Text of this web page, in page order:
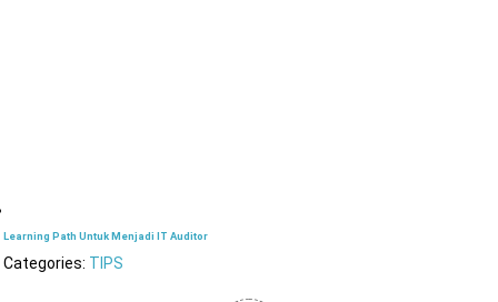
Learning Path Untuk Menjadi IT Auditor
Categories: TIPS